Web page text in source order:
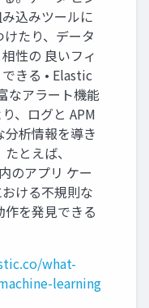
込みツールに
たり、データ
性の 良いフィ
きる • Elastic
なアラート機能
、ログと APM
析情報を導き
とえば、
のアプリ ケー
ける不規則な
作を発⾒できる
what-
learning